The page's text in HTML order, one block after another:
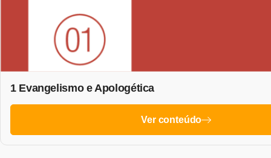
1 Evangelismo e Apologética
Ver conteúdo